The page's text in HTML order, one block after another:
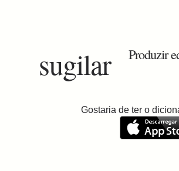
sugilar Produzir
Gostaria de ter o